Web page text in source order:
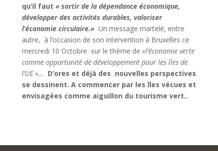
qu’il faut « sortir de la dépendance économique,
développer des activités durables, valoriser
l’économie circulaire.» Un message martelé, entre
autre, à l’occasion de son intervention à Bruxelles ce
mercredi 10 Octobre sur le thème de «l’économie verte
comme opportunité de développement pour les îles de
l’UE »… D’ores et déjà des nouvelles perspectives
se dessinent. A commencer par les îles vécues et
envisagées comme aiguillon du tourisme vert..